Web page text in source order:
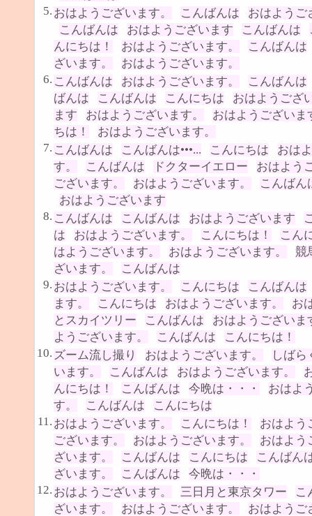
5. おはようございます。 こんばんは
おはようご
こんばんは
おはようございます こんばんは
んにちは！
おはようございます。
こんばんは
ざいます。
おはようございます。
6. こんばんは おはようございます。
こんばんは
ばんは
こんばんは こんにちは
おはようござ
ます
おはようございます。
おはようございま
ちは！
おはようございます。
7. こんばんは こんばんは•••... こんにちは
おは
す。
こんばんは ドクターイエロー
おはよう
ございます。
おはようございます。
こんばん
おはようございます
8. こんばんは こんばんは おはようございます
は
おはようございます。 こんにちは！
こん
はようございます。
おはようございます。
競
ざいます。
こんばんは
9. おはようございます。 こんにちは
こんばんは
ます。
こんにちは おはようございます。
お
とスカイツリー
こんばんは
おはようございま
ようございます。
こんばんは
こんにちは！
10. ズーム流し撮り おはようございます。
しばら
います。
こんばんは おはようございます。
んにちは！
こんばんは 今晩は・・・
おはよ
す。
こんばんは
こんにちは
11. おはようございます。 こんにちは！
おはよう
ございます。
おはようございます。
おはよう
ざいます。
こんばんは こんにちは
こんばん
ざいます。
こんばんは
今晩は・・・
12. おはようございます。 三日月と東京タワー
こ
ざいます。
おはようございます。
おはようご